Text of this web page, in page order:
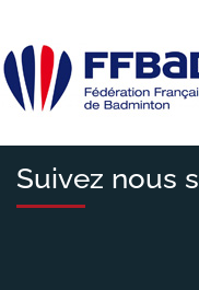
Suivez nous